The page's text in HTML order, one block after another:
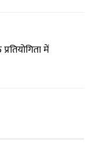
में